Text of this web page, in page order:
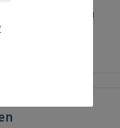
gaan in de klas!